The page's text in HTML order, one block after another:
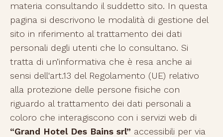
materia consultando il suddetto sito. In questa
pagina si descrivono le modalità di gestione del
sito in riferimento al trattamento dei dati
personali degli utenti che lo consultano. Si
tratta di un’informativa che è resa anche ai
sensi dell'art.13 del Regolamento (UE) relativo
alla protezione delle persone fisiche con
riguardo al trattamento dei dati personali a
coloro che interagiscono con i servizi web di
“Grand Hotel Des Bains srl” accessibili per via